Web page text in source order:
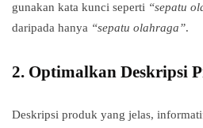
gunakan kata kunci seperti “sepatu
daripada hanya “sepatu olahraga”.
2. Optimalkan Deskripsi
Deskripsi produk yang jelas,